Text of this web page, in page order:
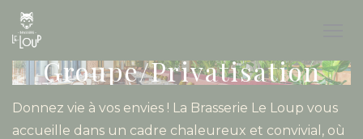
Personnalisation de vos choix en matière de cookies
Groupe/Privatisation
Donnez vie à vos envies ! La Brasserie Le Loup vous
accueille dans un cadre chaleureux et convivial, où